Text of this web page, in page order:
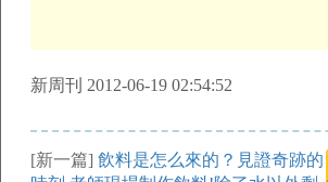
新周刊 2012-06-19 02:54:52
[新一篇] 飲料是怎么來的？見證奇跡的